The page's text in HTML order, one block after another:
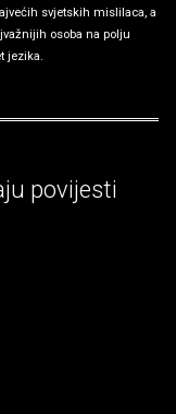
svjetskih mislilaca, a
osoba na polju
jezika.
povijesti